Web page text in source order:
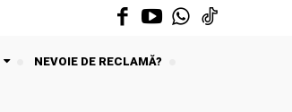
NEVOIE DE RECLAMĂ?